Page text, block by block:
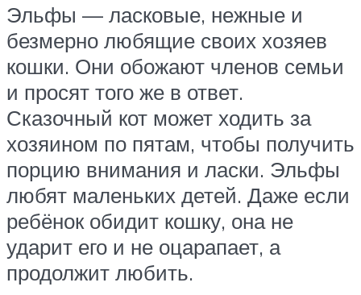
Эльфы — ласковые, нежные и
безмерно любящие своих хозяев
кошки. Они обожают членов семьи
и просят того же в ответ.
Сказочный кот может ходить за
хозяином по пятам, чтобы получить
порцию внимания и ласки. Эльфы
любят маленьких детей. Даже если
ребёнок обидит кошку, она не
ударит его и не оцарапает, а
продолжит любить.